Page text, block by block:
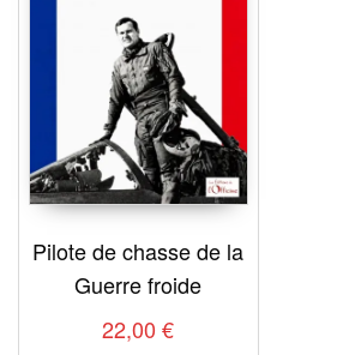
Pilote de chasse de la
Guerre froide
22,00€